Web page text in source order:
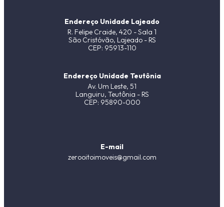
Endereço Unidade Lajeado
R. Felipe Craide, 420 - Sala 1
São Cristóvão, Lajeado - RS
CEP: 95913-110
Endereço Unidade Teutônia
Av. Um Leste, 51
Languiru, Teutônia - RS
CEP: 95890-000
E-mail
zerooitoimoveis@gmail.com